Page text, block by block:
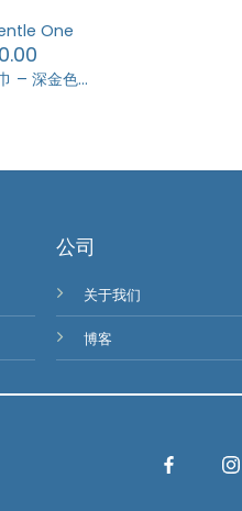
One
– 深金色…
公司
关于我们
博客